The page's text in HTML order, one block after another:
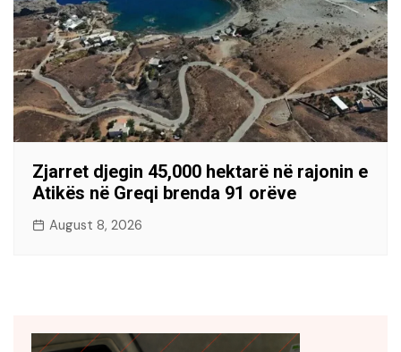
Zjarret djegin 45,000 hektarë në rajonin e
Atikës në Greqi brenda 91 orëve
August 8, 2026